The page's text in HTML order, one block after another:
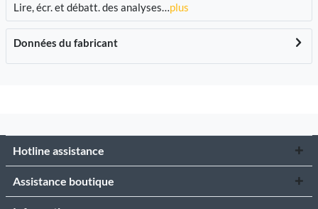
Lire, écr. et débatt. des analyses…plus
Données du fabricant
Hotline assistance
Assistance boutique